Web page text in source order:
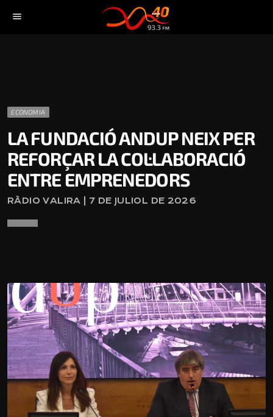
menu
ECONOMIA
LA FUNDACIÓ ANDUP NEIX PER
REFORÇAR LA COL·LABORACIÓ
ENTRE EMPRENEDORS
RÀDIO VALIRA | 7 DE JULIOL DE 2026